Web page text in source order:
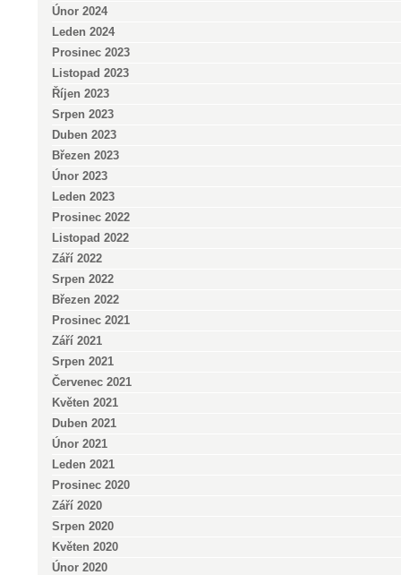
Únor 2024
Leden 2024
Prosinec 2023
Listopad 2023
Říjen 2023
Srpen 2023
Duben 2023
Březen 2023
Únor 2023
Leden 2023
Prosinec 2022
Listopad 2022
Září 2022
Srpen 2022
Březen 2022
Prosinec 2021
Září 2021
Srpen 2021
Červenec 2021
Květen 2021
Duben 2021
Únor 2021
Leden 2021
Prosinec 2020
Září 2020
Srpen 2020
Květen 2020
Únor 2020